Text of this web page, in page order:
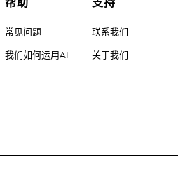
常见问题
我们如何运用AI
联系我们
关于我们